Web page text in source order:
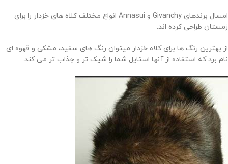
امسال برندهای Givanchy و Annasui انواع مختلف کلاه های خزدار را برای
زمستان طراحی کرده اند.
از بهترین رنگ ها برای کلاه خزدار میتوان رنگ های سفید، مشکی و قهوه ای
نام برد که استفاده از آنها استایل شما را شیک تر و جذاب تر می کند.